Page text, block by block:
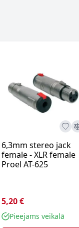
6,3mm stereo jack
female - XLR female
Proel AT-625
5,20 €
Pieejams veikalā